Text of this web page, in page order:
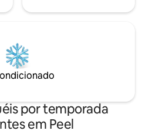
por temporada
em Peel